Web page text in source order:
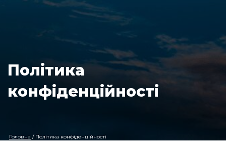
Політика
конфіденційності
Головна / Політика конфіденційності